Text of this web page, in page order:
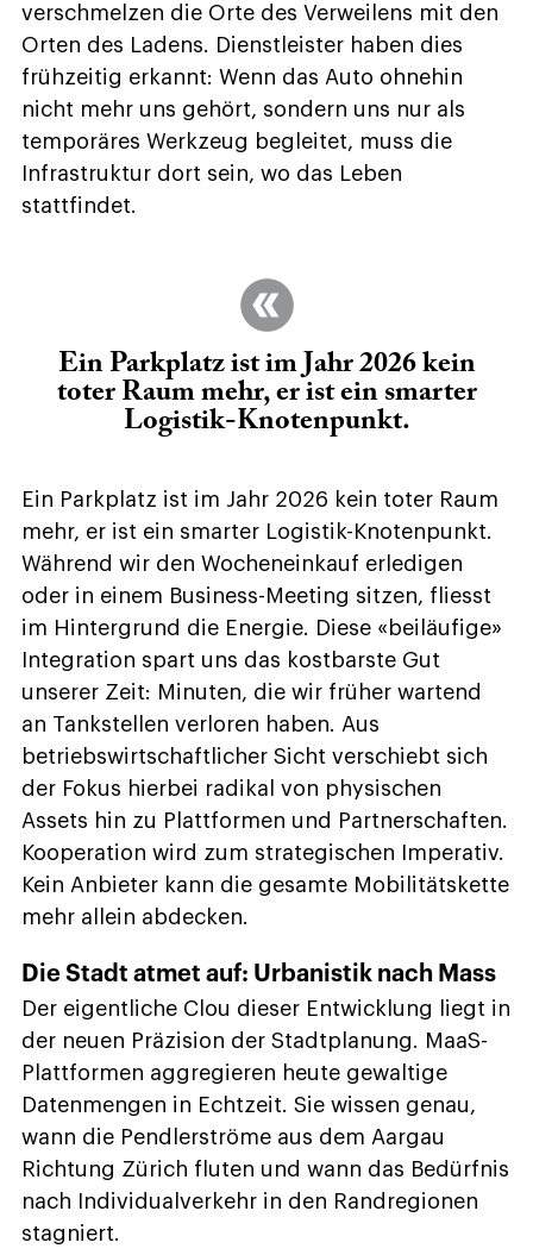
verschmelzen die Orte des Verweilens mit den
Orten des Ladens. Dienstleister haben dies
frühzeitig erkannt: Wenn das Auto ohnehin
nicht mehr uns gehört, sondern uns nur als
temporäres Werkzeug begleitet, muss die
Infrastruktur dort sein, wo das Leben
stattfindet.
Ein Parkplatz ist im Jahr 2026 kein
toter Raum mehr, er ist ein smarter
Logistik-Knotenpunkt.
Ein Parkplatz ist im Jahr 2026 kein toter Raum
mehr, er ist ein smarter Logistik-Knotenpunkt.
Während wir den Wocheneinkauf erledigen
oder in einem Business-Meeting sitzen, fliesst
im Hintergrund die Energie. Diese «beiläufige»
Integration spart uns das kostbarste Gut
unserer Zeit: Minuten, die wir früher wartend
an Tankstellen verloren haben. Aus
betriebswirtschaftlicher Sicht verschiebt sich
der Fokus hierbei radikal von physischen
Assets hin zu Plattformen und Partnerschaften.
Kooperation wird zum strategischen Imperativ.
Kein Anbieter kann die gesamte Mobilitätskette
mehr allein abdecken.
Die Stadt atmet auf: Urbanistik nach Mass
Der eigentliche Clou dieser Entwicklung liegt in
der neuen Präzision der Stadtplanung. MaaS-
Plattformen aggregieren heute gewaltige
Datenmengen in Echtzeit. Sie wissen genau,
wann die Pendlerströme aus dem Aargau
Richtung Zürich fluten und wann das Bedürfnis
nach Individualverkehr in den Randregionen
stagniert.